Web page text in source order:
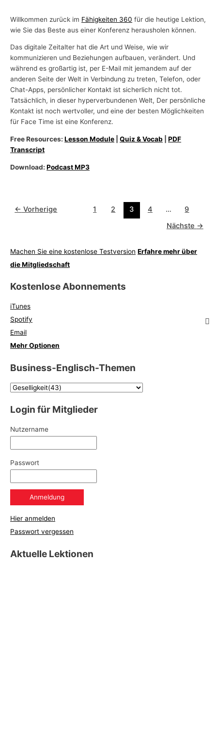
Willkommen zurück im Fähigkeiten 360 für die heutige Lektion,
wie Sie das Beste aus einer Konferenz herausholen können.
Das digitale Zeitalter hat die Art und Weise, wie wir
kommunizieren und Beziehungen aufbauen, verändert. Und
während es großartig ist, per E-Mail mit jemandem auf der
anderen Seite der Welt in Verbindung zu treten, Telefon, oder
Chat-Apps, persönlicher Kontakt ist sicherlich nicht tot.
Tatsächlich, in dieser hyperverbundenen Welt, Der persönliche
Kontakt ist noch wertvoller, und eine der besten Möglichkeiten
für Face Time ist eine Konferenz.
Free Resources:Lesson Module |Quiz & Vocab |PDF
Transcript
Download:Podcast MP3
← Vorherige 1 2 3 4 …
9
Nächste →
Machen Sie eine kostenlose Testversion Erfahre mehr über
die Mitgliedschaft
Kostenlose Abonnements
iTunes
Spotify
Email
Mehr Optionen
Business-Englisch-Themen
Login für Mitglieder
Nutzername
Passwort
Hier anmelden
Passwort vergessen
Aktuelle Lektionen